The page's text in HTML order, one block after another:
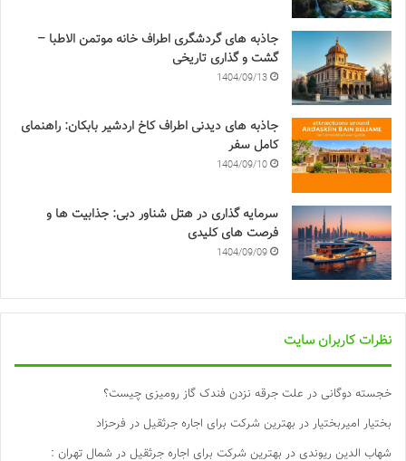
جاذبه های گردشگری اطراف خانه موتمن الاطبا –
گشت و گذاری تاریخی
1404/09/13
جاذبه های دیدنی اطراف کاخ اردشیر بابکان: راهنمای
کامل سفر
1404/09/10
سرمایه گذاری در هتل شناور دبی: جذابیت ها و
فرصت های کلیدی
1404/09/09
نظرات کاربران سایت
خجسته دوگانی در علت جرقه نزدن فندک گاز رومیزی چیست؟
بختیار امیربختیار در بهترین شرکت برای اجاره جرثقیل در فرحزاد
شهاب الدین ریوندی در بهترین شرکت برای اجاره جرثقیل در شمال تهران :